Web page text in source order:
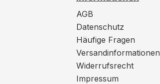
AGB
Datenschutz
Häufige Fragen
Versandinformationen
Widerrufsrecht
Impressum